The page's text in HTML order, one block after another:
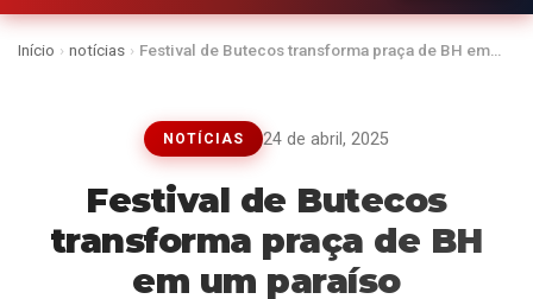
Início › notícias › Festival de Butecos transforma praça de BH em…
NOTÍCIAS 24 de abril, 2025
Festival de Butecos
transforma praça de BH
em um paraíso